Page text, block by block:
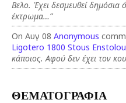
Βελο. Έχει δεσμευθεί δημόσια
έκτρωμα…”
On Αυγ 08 Anonymous
Ligotero 1800 Stous
κάποιος. Αφού δεν έχει τον
ΘΕΜΑΤΟΓΡΑΦΙΑ